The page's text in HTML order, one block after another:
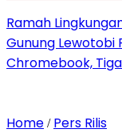
Ramah
Gunung Lewotobi
Chromebook,
Home / Pers Rilis